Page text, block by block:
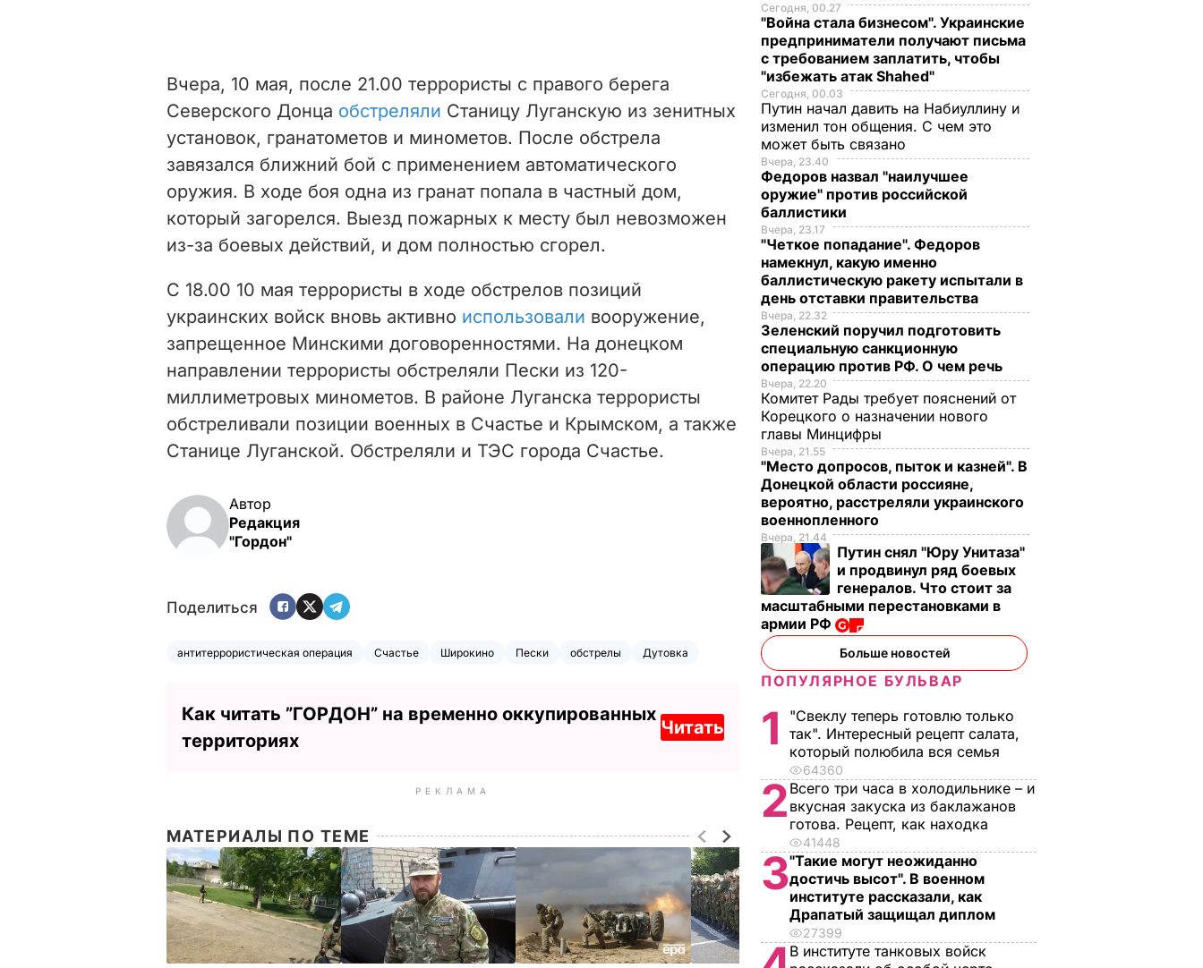
Вчера, 10 мая, после 21.00 террористы с правого берега
Северского Донца обстреляли Станицу Луганскую из зенитных
установок, гранатометов и минометов. После обстрела
завязался ближний бой с применением автоматического
оружия. В ходе боя одна из гранат попала в частный дом,
который загорелся. Выезд пожарных к месту был невозможен
из-за боевых действий, и дом полностью сгорел.
С 18.00 10 мая террористы в ходе обстрелов позиций
украинских войск вновь активно использовали вооружение,
запрещенное Минскими договоренностями. На донецком
направлении террористы обстреляли Пески из 120-
миллиметровых минометов. В районе Луганска террористы
обстреливали позиции военных в Счастье и Крымском, а также
Станице Луганской. Обстреляли и ТЭС города Счастье.
Автор
Редакция
"Гордон"
Поделиться
антитеррористическая операция Счастье Широкино Пески обстрелы Дутовка
Как читать ”ГОРДОН” на временно оккупированных
территориях
Читать
РЕКЛАМА
МАТЕРИАЛЫ ПО ТЕМЕ
Сегодня, 00.27
"Война стала бизнесом". Украинские
предприниматели получают письма
с требованием заплатить, чтобы
"избежать атак Shahed"
Сегодня, 00.03
Путин начал давить на Набиуллину и
изменил тон общения. С чем это
может быть связано
Вчера, 23.40
Федоров назвал "наилучшее
оружие" против российской
баллистики
Вчера, 23.17
"Четкое попадание". Федоров
намекнул, какую именно
баллистическую ракету испытали в
день отставки правительства
Вчера, 22.32
Зеленский поручил подготовить
специальную санкционную
операцию против РФ. О чем речь
Вчера, 22.20
Комитет Рады требует пояснений от
Корецкого о назначении нового
главы Минцифры
Вчера, 21.55
"Место допросов, пыток и казней". В
Донецкой области россияне,
вероятно, расстреляли украинского
военнопленного
Вчера, 21.44
Путин снял "Юру Унитаза"
и продвинул ряд боевых
генералов. Что стоит за
масштабными перестановками в
армии РФ
Больше новостей
ПОПУЛЯРНОЕ БУЛЬВАР
1
"Свеклу теперь готовлю только
так". Интересный рецепт салата,
который полюбила вся семья
64360
2 Всего три часа в холодильнике – и
вкусная закуска из баклажанов
готова. Рецепт, как находка
41448
3"Такие могут неожиданно
достичь высот". В военном
институте рассказали, как
Драпатый защищал диплом
27399
В институте танковых войск